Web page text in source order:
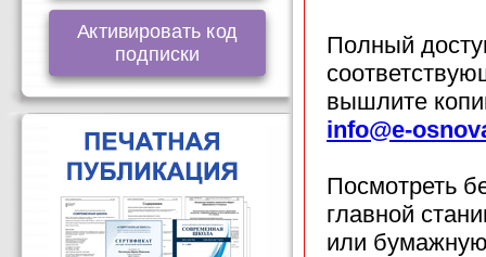
Полный
вышлите
info@e-
Посмотреть
главной
или
Активировать код
подписки